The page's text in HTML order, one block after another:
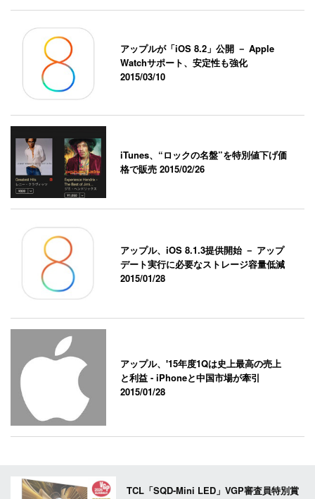
アップルが「iOS 8.2」公開 － Apple
Watchサポート、安定性も強化
2015/03/10
iTunes、“ロックの名盤”を特別値下げ価
格で販売2015/02/26
アップル、iOS 8.1.3提供開始 － アップ
デート実行に必要なストレージ容量低減
2015/01/28
アップル、'15年度1Qは史上最高の売上
と利益 - iPhoneと中国市場が牽引
2015/01/28
TCL「SQD-Mini LED」VGP審査員特別賞